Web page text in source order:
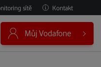
Kontakt
sítě
Můj Vodafone